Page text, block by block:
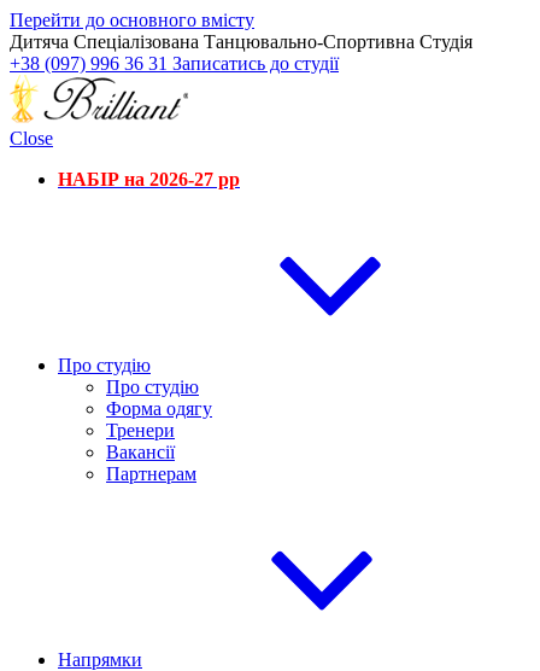
Перейти до основного вмісту
Дитяча Спеціалізована Танцювально-Спортивна Студія
+38 (097) 996 36 31 Записатись до студії
Close
НАБІР на 2026-27 рр
Про студію
Про студію
Форма одягу
Тренери
Вакансії
Партнерам
Напрямки